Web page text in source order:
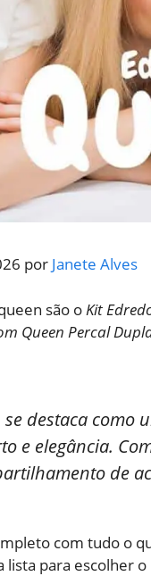
por Janete Alves
são oKit
Queen Percal
destaca
e elegância.
de
com tudo o
lista para escolher